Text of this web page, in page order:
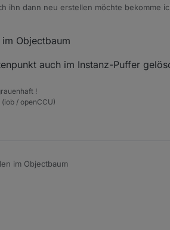
ihn dann neu erstellen möchte bekomme
Objectbaum
auch im Instanz-Puffer
!
/ openCCU)
im Objectbaum